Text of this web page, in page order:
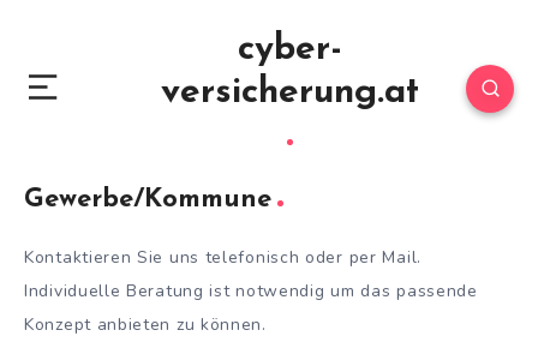
cyber-
versicherung.at
Gewerbe/Kommune
Kontaktieren Sie uns telefonisch oder per Mail.
Individuelle Beratung ist notwendig um das passende
Konzept anbieten zu können.